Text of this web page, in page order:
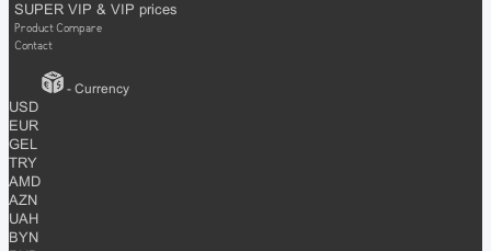
SUPER VIP & VIP prices
Product Compare
Contact
- Currency
USD
EUR
GEL
TRY
AMD
AZN
UAH
BYN